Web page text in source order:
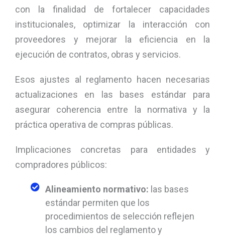
con la finalidad de fortalecer capacidades
institucionales, optimizar la interacción con
proveedores y mejorar la eficiencia en la
ejecución de contratos, obras y servicios.
Esos ajustes al reglamento hacen necesarias
actualizaciones en las bases estándar para
asegurar coherencia entre la normativa y la
práctica operativa de compras públicas.
Implicaciones concretas para entidades y
compradores públicos:
Alineamiento normativo: las bases
estándar permiten que los
procedimientos de selección reflejen
los cambios del reglamento y